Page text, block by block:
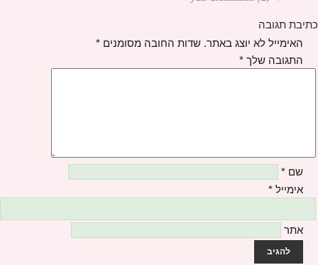
כתיבת תגובה
האימייל לא יוצג באתר. שדות החובה מסומנים *
התגובה שלך *
שם *
אימייל *
אתר